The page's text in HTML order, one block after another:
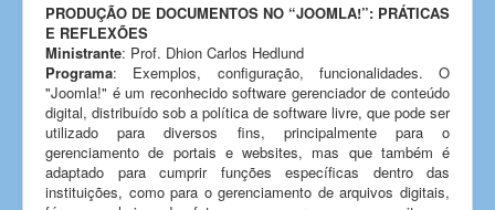
PRODUÇÃO DE DOCUMENTOS NO “JOOMLA!”: PRÁTICAS
E REFLEXÕES
Ministrante: Prof. Dhion Carlos Hedlund
Programa: Exemplos, configuração, funcionalidades. O
"Joomla!" é um reconhecido software gerenciador de conteúdo
digital, distribuído sob a política de software livre, que pode ser
utilizado para diversos fins, principalmente para o
gerenciamento de portais e websites, mas que também é
adaptado para cumprir funções específicas dentro das
instituições, como para o gerenciamento de arquivos digitais,